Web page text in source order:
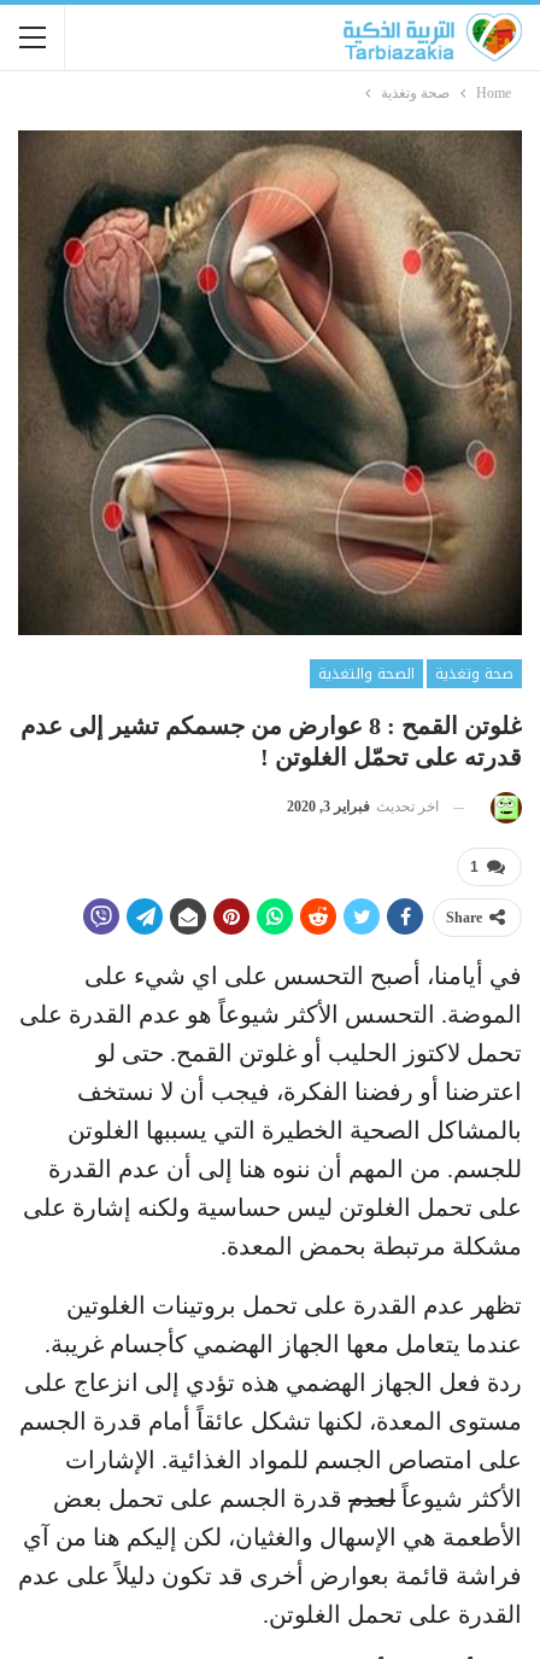
Home صحة وتغذية
صحة وتغذية
الصحة والتغذية
غلوتن القمح : 8 عوارض من جسمكم تشير إلى عدم
قدرته على تحمّل الغلوتن !
اخر تحديث فبراير 3, 2020
1
Share
في أيامنا، أصبح التحسس على اي شيء على
الموضة. التحسس الأكثر شيوعاً هو عدم القدرة على
تحمل لاكتوز الحليب أو غلوتن القمح. حتى لو
اعترضنا أو رفضنا الفكرة، فيجب أن لا نستخف
بالمشاكل الصحية الخطيرة التي يسببها الغلوتن
للجسم. من المهم أن ننوه هنا إلى أن عدم القدرة
على تحمل الغلوتن ليس حساسية ولكنه إشارة على
مشكلة مرتبطة بحمض المعدة.
تظهر عدم القدرة على تحمل بروتينات الغلوتين
عندما يتعامل معها الجهاز الهضمي كأجسام غريبة.
ردة فعل الجهاز الهضمي هذه تؤدي إلى انزعاج على
مستوى المعدة، لكنها تشكل عائقاً أمام قدرة الجسم
على امتصاص الجسم للمواد الغذائية. الإشارات
الأكثر شيوعاً لعدم قدرة الجسم على تحمل بعض
الأطعمة هي الإسهال والغثيان، لكن إليكم هنا من آي
فراشة قائمة بعوارض أخرى قد تكون دليلاً على عدم
القدرة على تحمل الغلوتن.